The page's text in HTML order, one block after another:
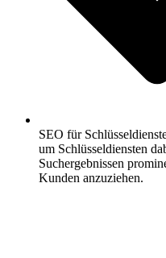
SEO für
um Schlüsseldiensten
Suchergebnissen
Kunden anzuziehen.